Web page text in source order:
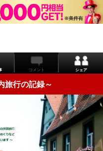
コメント シェア
行の記録～